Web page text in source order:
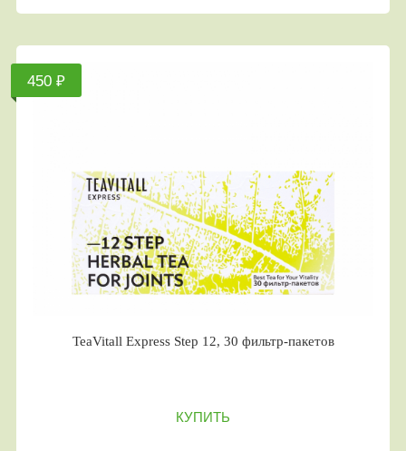
450 ₽
TeaVitall Express Step 12, 30 фильтр-пакетов
КУПИТЬ